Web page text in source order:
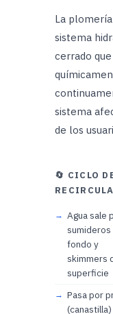
La
sistema
cerrado
sistema
de los
🔄 CICLO
Agua sale
sumideros
fondo y
skimmers
superficie
Pasa por